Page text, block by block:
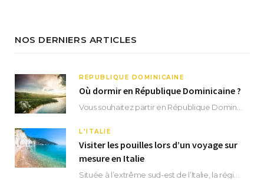
NOS DERNIERS ARTICLES
RÉPUBLIQUE DOMINICAINE
Où dormir en République Dominicaine ?
L'ITALIE
Visiter les pouilles lors d’un voyage sur
mesure en Italie